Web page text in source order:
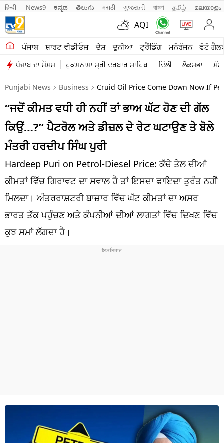
हिन्दी News9 ಕನ್ನಡ తెలుగు मराठी ગુજરાતી বাংলা தமிழ் മലയാളം
AQI
ਪੰਜਾਬ ਸ਼ਾਰਟ ਵੀਡੀਓਜ਼ ਦੇਸ਼ ਦੁਨੀਆ ਟ੍ਰੈਂਡਿੰਗ ਮਨੋਰੰਜਨ ਫੋਟੋ
ਪੰਜਾਬ ਦਾ ਮੌਸਮ ਹੁਕਮਨਾਮਾ ਸ੍ਰੀ ਦਰਬਾਰ ਸਾਹਿਬ ਦਿੱਲੀ ਲੋਕਸਭਾ
ਖੇਤੀਬਾੜੀ
ਸ਼ਾਰਟ ਵੀਡੀਓਜ਼
ਕਾਰੋਬਾਰ
ਕਰਿਅਰ
ਮਨੋਰੰਜਨ
ਦੇਸ਼
ਲਾਈਫ ਸਟਾਈਲ
ਪੰਜਾਬ
ਧਰਮ
Punjabi News Business Cruid Oil Price Come Down Now If
“ਜਦੋਂ ਕੀਮਤ ਵਧੀ ਹੀ ਨਹੀਂ ਤਾਂ ਭਾਅ ਘੱਟ ਹੋਣ ਦੀ ਗੱਲ
ਕਿਉਂ…?” ਪੈਟਰੋਲ ਅਤੇ ਡੀਜ਼ਲ ਦੇ ਰੇਟ ਘਟਾਉਣ ਤੇ ਬੋਲੇ
ਮੰਤਰੀ ਹਰਦੀਪ ਸਿੰਘ ਪੁਰੀ
Hardeep Puri on Petrol-Diesel Price: ਕੱਚੇ ਤੇਲ ਦੀਆਂ
ਕੀਮਤਾਂ ਵਿੱਚ ਗਿਰਾਵਟ ਦਾ ਸਵਾਲ ਹੈ ਤਾਂ ਇਸਦਾ ਫਾਇਦਾ ਤੁਰੰਤ ਨਹੀਂ
ਮਿਲਦਾ। ਅੰਤਰਰਾਸ਼ਟਰੀ ਬਾਜ਼ਾਰ ਵਿੱਚ ਘੱਟ ਕੀਮਤਾਂ ਦਾ ਅਸਰ
ਭਾਰਤ ਤੱਕ ਪਹੁੰਚਣ ਅਤੇ ਕੰਪਨੀਆਂ ਦੀਆਂ ਲਾਗਤਾਂ ਵਿੱਚ ਦਿਖਣ ਵਿੱਚ
ਕੁਝ ਸਮਾਂ ਲੱਗਦਾ ਹੈ।